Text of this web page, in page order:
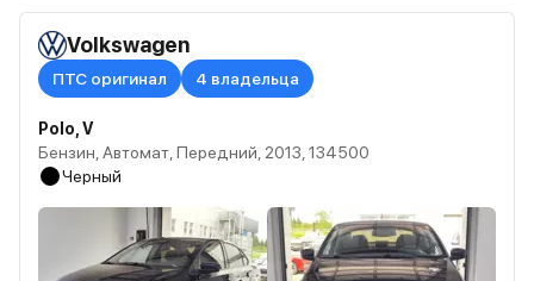
Volkswagen
ПТС оригинал 4 владельца
Polo, V
Бензин, Автомат, Передний, 2013, 134500
Черный